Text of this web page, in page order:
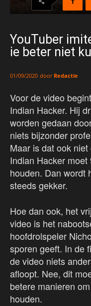
YouTuber
ie beter niet
01/09/2020 door Redactie
Voor de video
Indian Hacker. Hij
worden gedaan
niets bijzonder
Maar is dat ook
Indian Hacker
houden. Dan wordt
steeds gekker.
Hoe dan ook, het
video is het
hoofdrolspeler
sporen geeft. In de
de video niets
afloopt. Nee, dit
betere manieren
houden.